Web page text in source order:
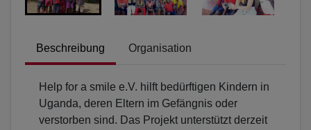
Beschreibung Organisation
Help for a smile e.V. hilft bedürftigen Kindern in
Uganda, deren Eltern im Gefängnis oder
verstorben sind. Das Projekt unterstützt derzeit